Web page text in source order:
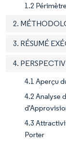
1.2
2.
3. RÉSUMÉ
4.
4.1 Aperçu
4.2 Analyse
4.3
Porter